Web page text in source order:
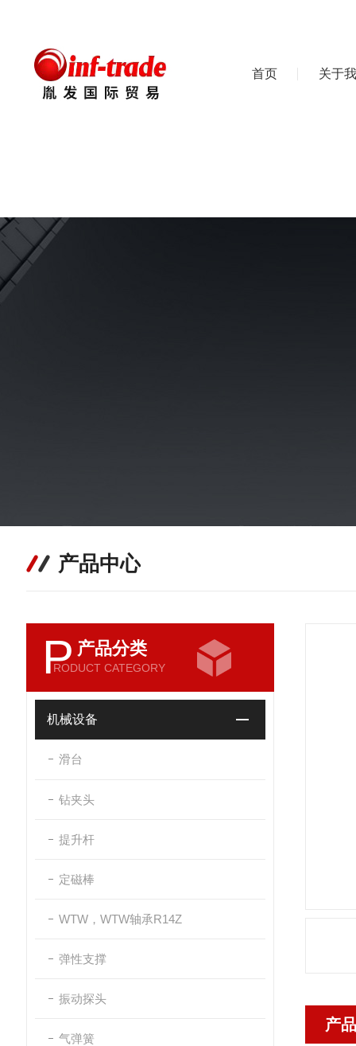
首页 关于
产品中心
P 产品分类
RODUCT CATEGORY
机械设备
滑台
钻夹头
提升杆
定磁棒
WTW，WTW轴承R14Z
弹性支撑
振动探头
气弹簧
产